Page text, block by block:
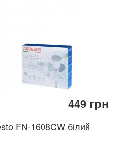
449 грн
FN-1608CW білий